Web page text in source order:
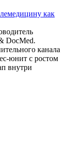
как
DocMed.
канала
юнит с ростом
внутри